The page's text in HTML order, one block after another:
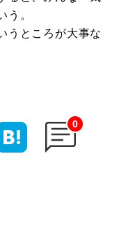
う。
うところが大事な
0